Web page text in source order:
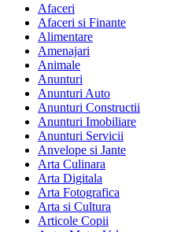
Afaceri
Afaceri si Finante
Alimentare
Amenajari
Animale
Anunturi
Anunturi Auto
Anunturi Constructii
Anunturi Imobiliare
Anunturi Servicii
Anvelope si Jante
Arta Culinara
Arta Digitala
Arta Fotografica
Arta si Cultura
Articole Copii